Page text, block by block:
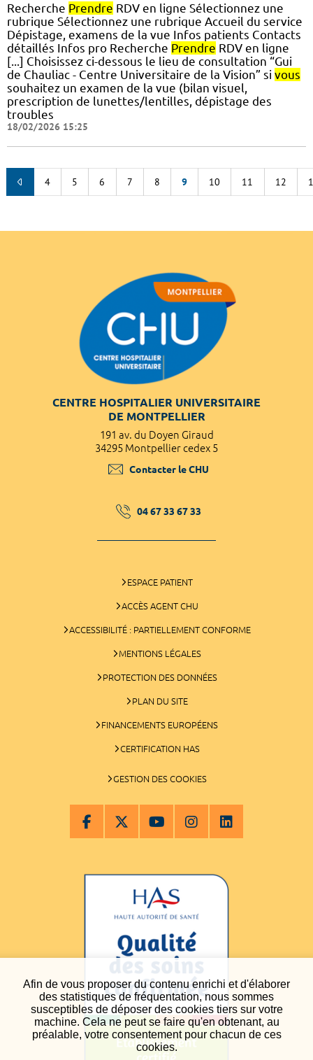
Afin de vous proposer du contenu enrichi et d'élaborer
des statistiques de fréquentation, nous sommes
susceptibles de déposer des cookies tiers sur votre
machine. Cela ne peut se faire qu'en obtenant, au
préalable, votre consentement pour chacun de ces
cookies.
Recherche Prendre RDV en ligne Sélectionnez une
rubrique Sélectionnez une rubrique Accueil du service
Dépistage, examens de la vue Infos patients Contacts
détaillés Infos pro Recherche Prendre RDV en ligne
[...] Choisissez ci-dessous le lieu de consultation “Gui
de Chauliac - Centre Universitaire de la Vision” si vous
souhaitez un examen de la vue (bilan visuel,
prescription de lunettes/lentilles, dépistage des
troubles
18/02/2026 15:25
4 5 6 7 8 9 10 11 12
CENTRE HOSPITALIER UNIVERSITAIRE
DE MONTPELLIER
191 av. du Doyen Giraud
34295 Montpellier cedex 5
Contacter le CHU
04 67 33 67 33
ESPACE PATIENT
ACCÈS AGENT CHU
ACCESSIBILITÉ : PARTIELLEMENT CONFORME
MENTIONS LÉGALES
PROTECTION DES DONNÉES
PLAN DU SITE
FINANCEMENTS EUROPÉENS
CERTIFICATION HAS
GESTION DES COOKIES